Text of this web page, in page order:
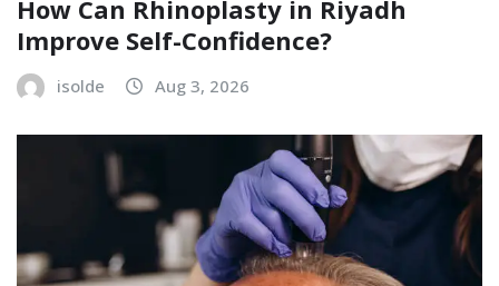
How Can Rhinoplasty in Riyadh
Improve Self-Confidence?
isolde Aug 3, 2026